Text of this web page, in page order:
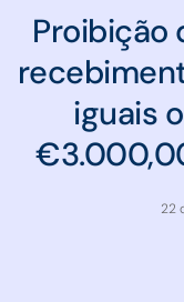
Proibição
iguais
22